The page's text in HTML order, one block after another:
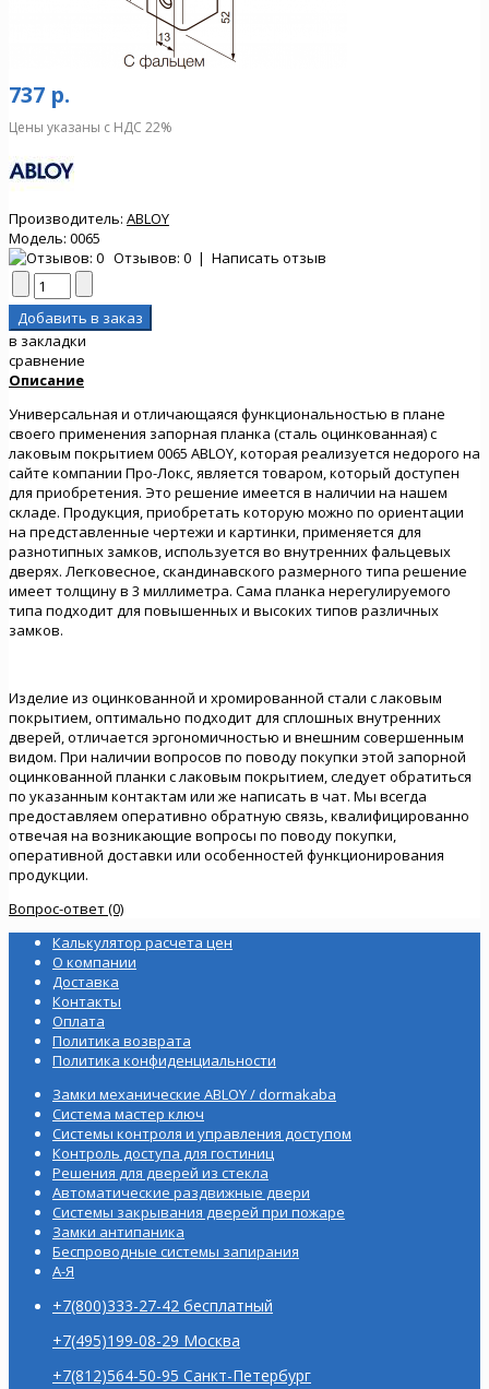
737 р.
Цены указаны с НДС 22%
Производитель: ABLOY
Модель: 0065
Отзывов: 0 | Написать отзыв
в закладки
сравнение
Описание
Универсальная и отличающаяся функциональностью в плане
своего применения запорная планка (сталь оцинкованная) с
лаковым покрытием 0065 ABLOY, которая реализуется недорого на
сайте компании Про-Локс, является товаром, который доступен
для приобретения. Это решение имеется в наличии на нашем
складе. Продукция, приобретать которую можно по ориентации
на представленные чертежи и картинки, применяется для
разнотипных замков, используется во внутренних фальцевых
дверях. Легковесное, скандинавского размерного типа решение
имеет толщину в 3 миллиметра. Сама планка нерегулируемого
типа подходит для повышенных и высоких типов различных
замков.
Изделие из оцинкованной и хромированной стали с лаковым
покрытием, оптимально подходит для сплошных внутренних
дверей, отличается эргономичностью и внешним совершенным
видом. При наличии вопросов по поводу покупки этой запорной
оцинкованной планки с лаковым покрытием, следует обратиться
по указанным контактам или же написать в чат. Мы всегда
предоставляем оперативно обратную связь, квалифицированно
отвечая на возникающие вопросы по поводу покупки,
оперативной доставки или особенностей функционирования
продукции.
Вопрос-ответ (0)
Калькулятор расчета цен
О компании
Доставка
Контакты
Оплата
Политика возврата
Политика конфиденциальности
Замки механические ABLOY / dormakaba
Система мастер ключ
Системы контроля и управления доступом
Контроль доступа для гостиниц
Решения для дверей из стекла
Автоматические раздвижные двери
Системы закрывания дверей при пожаре
Замки антипаника
Беспроводные системы запирания
А-Я
+7(800)333-27-42 бесплатный
+7(495)199-08-29 Москва
+7(812)564-50-95 Санкт-Петербург